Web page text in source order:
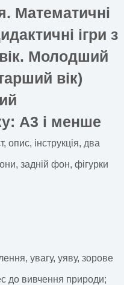
Математичні
ігри з
Молодший
вік)
: А3 і менше
опис, інструкція, два
задній фон, фігурки
увагу, уяву, зорове
до вивчення природи;